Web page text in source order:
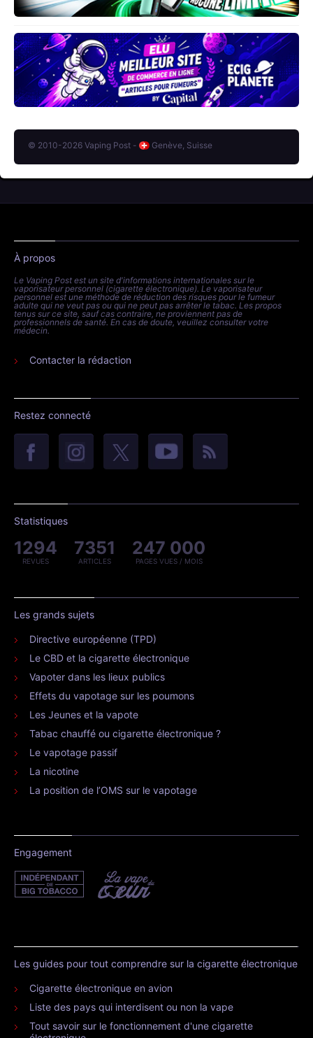
© 2010-2026 Vaping Post - Genève, Suisse
À propos
Le Vaping Post est un site d'informations internationales sur le
vaporisateur personnel (cigarette électronique). Le vaporisateur
personnel est une méthode de réduction des risques pour le fumeur
adulte qui ne veut pas ou qui ne peut pas arrêter le tabac. Les propos
tenus sur ce site, sauf cas contraire, ne proviennent pas de
professionnels de santé. En cas de doute, veuillez consulter votre
médecin.
Contacter la rédaction
Restez connecté
Statistiques
1294
REVUES
7351
ARTICLES
247 000
PAGES VUES / MOIS
Les grands sujets
Directive européenne (TPD)
Le CBD et la cigarette électronique
Vapoter dans les lieux publics
Effets du vapotage sur les poumons
Les Jeunes et la vapote
Tabac chauffé ou cigarette électronique ?
Le vapotage passif
La nicotine
La position de l’OMS sur le vapotage
Engagement
Les guides pour tout comprendre sur la cigarette électronique
Cigarette électronique en avion
Liste des pays qui interdisent ou non la vape
Tout savoir sur le fonctionnement d'une cigarette